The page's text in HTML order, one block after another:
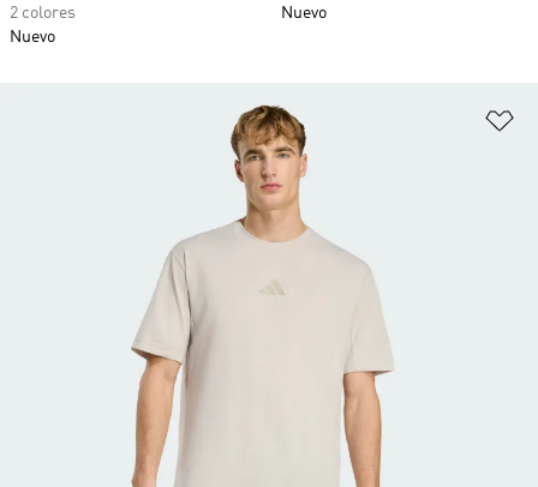
2 colores
Nuevo
Nuevo